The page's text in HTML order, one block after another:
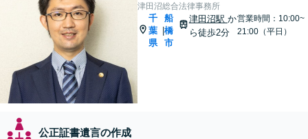
津田沼総合法律事務所
千
葉
県
船
橋
市
津田沼駅 か
ら徒歩2分
営業時間：10:00~
21:00（平日）
公正証書遺言の作成